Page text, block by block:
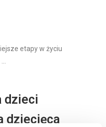
etapy w życiu
dzieci
dziecięca